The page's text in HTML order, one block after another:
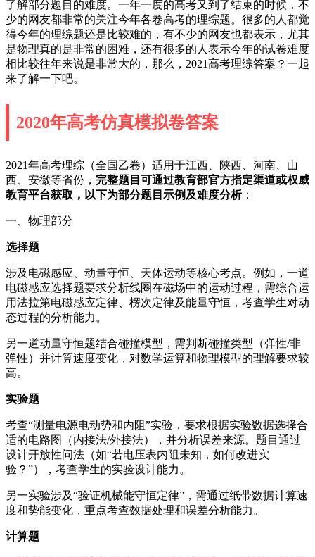
了解部分题目的难度。一年一度的高考又到了结束的时候，不
少的网友都非常的关注今年各卷高考的理综题。很多的人都觉
得今年的理综题还是比较难的，有不少的网友也都表示，尤其
是物理真的是非常的困难，还有很多的人表示今年的试卷难度
相比较往年来说是非常大的，那么，2021高考理综答案？一起
来了解一下吧。
2020年高考仿真模拟卷答案
2021年高考理综（全国乙卷）适用于江西、陕西、河南、山
西、安徽等省份， 完整题目可通过教育部官方指定渠道或权威
教育平台获取，以下为部分题目示例及难度分析：
一、物理部分
选择题
涉及电磁感应、动量守恒、天体运动等核心考点。例如，一道
电磁感应选择题要求分析线圈在磁场中的运动过程，需综合运
用法拉第电磁感应定律、楞次定律及能量守恒，考查学生对动
态过程的分析能力。
另一道动量守恒题结合碰撞模型，需判断碰撞类型（弹性/非
弹性）并计算速度变化，对数学运算和物理模型的理解要求较
高。
实验题
考查“测量电源电动势和内阻”实验，要求根据实验数据选择合
适的电路图（内接法/外接法），并分析误差来源。题目通过
设计开放性问法（如“若电压表内阻未知，如何改进实
验？”），考查学生的实验设计能力。
另一实验涉及“验证机械能守恒定律”，需通过纸带数据计算速
度和势能变化，重点考查数据处理和误差分析能力。
计算题